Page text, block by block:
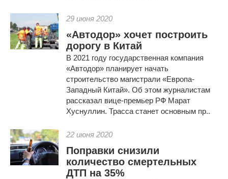
29 июня 2020
«Автодор» хочет построить
дорогу в Китай
В 2021 году государственная компания
«Автодор» планирует начать
строительство магистрали «Европа-
Западный Китай». Об этом журналистам
рассказал вице-премьер РФ Марат
Хуснуллин. Трасса станет основным пр..
22 июня 2020
Поправки снизили
количество смертельных
ДТП на 35%